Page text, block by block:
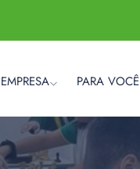
PARA VOCÊ